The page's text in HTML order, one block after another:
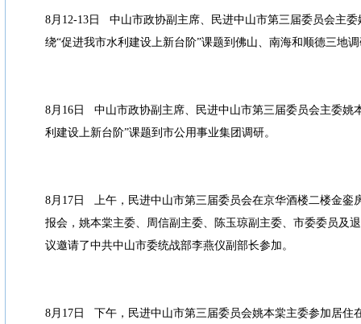
8月12-13日 中山市政协副主席、民进中山市第三届委员会主
绕“促进我市水利建设上新台阶”课题到佛山、南海和顺德三地
8月16日 中山市政协副主席、民进中山市第三届委员会主委姚
利建设上新台阶”课题到市公用事业集团调研。
8月17日 上午，民进中山市第三届委员会在京华酒楼二楼金銮
报会，姚本棠主委、周信副主委、陈玉琼副主委、市委委员及
议邀请了中共中山市委统战部李燕仪副部长参加。
8月17日 下午，民进中山市第三届委员会姚本棠主委参加居住